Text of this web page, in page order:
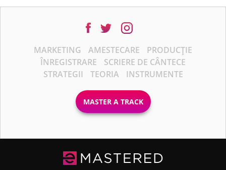
MARKETING AMESTECARE
PRODUCȚIE
ÎNREGISTRARE
SCRIERE DE CÂNTECE
STRATEGII
TEORIA INSTRUMENTE
MASTER A TRACK